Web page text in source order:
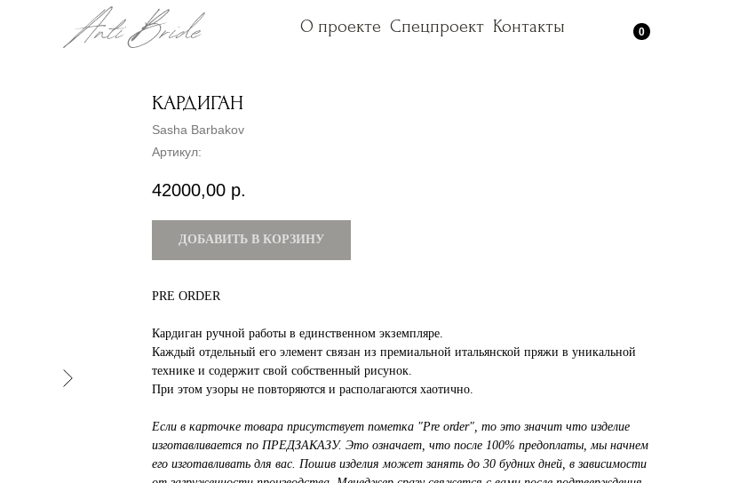
0
О проекте Спецпроект Контакты
О проекте Спецпроект Контакты
КАРДИГАН
Sasha Barbakov
Артикул:
42000,00 р.
ДОБАВИТЬ В КОРЗИНУ
PRE ORDER
Кардиган ручной работы в единственном экземпляре.
Каждый отдельный его элемент связан из премиальной итальянской пряжи в уникальной
технике и содержит свой собственный рисунок.
При этом узоры не повторяются и располагаются хаотично.
Если в карточке товара присутствует пометка "Pre order", то это значит что изделие
изготавливается по ПРЕДЗАКАЗУ. Это означает, что после 100% предоплаты, мы начнем
его изготавливать для вас. Пошив изделия может занять до 30 будних дней, в зависимости